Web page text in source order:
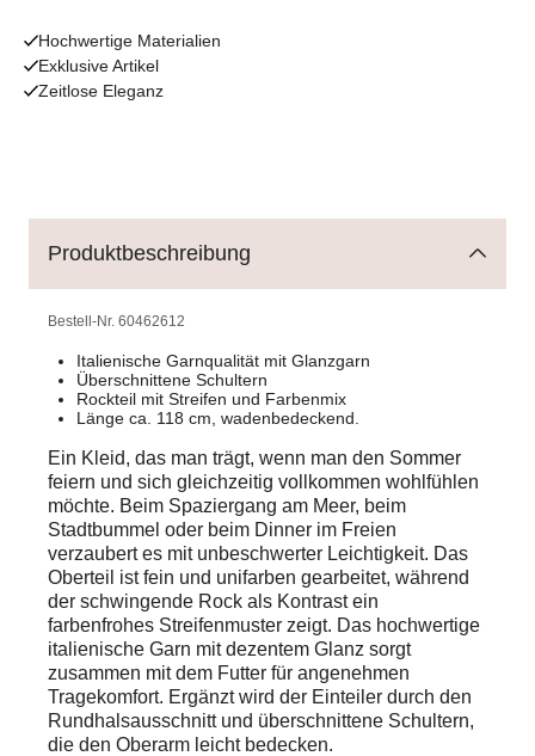
Hochwertige Materialien
Exklusive Artikel
Zeitlose Eleganz
Produktbeschreibung
Bestell-Nr. 60462612
Italienische Garnqualität mit Glanzgarn
Überschnittene Schultern
Rockteil mit Streifen und Farbenmix
Länge ca. 118 cm, wadenbedeckend.
Ein Kleid, das man trägt, wenn man den Sommer
feiern und sich gleichzeitig vollkommen wohlfühlen
möchte. Beim Spaziergang am Meer, beim
Stadtbummel oder beim Dinner im Freien
verzaubert es mit unbeschwerter Leichtigkeit. Das
Oberteil ist fein und unifarben gearbeitet, während
der schwingende Rock als Kontrast ein
farbenfrohes Streifenmuster zeigt. Das hochwertige
italienische Garn mit dezentem Glanz sorgt
zusammen mit dem Futter für angenehmen
Tragekomfort. Ergänzt wird der Einteiler durch den
Rundhalsausschnitt und überschnittene Schultern,
die den Oberarm leicht bedecken.